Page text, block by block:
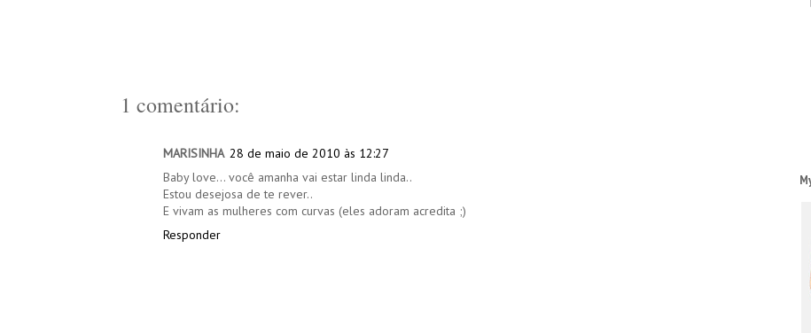
1 comentário:
MARISINHA 28 de maio de 2010 às 12:27
Baby love... você amanha vai estar linda linda..
Estou desejosa de te rever..
E vivam as mulheres com curvas (eles adoram acredita ;)
Responder